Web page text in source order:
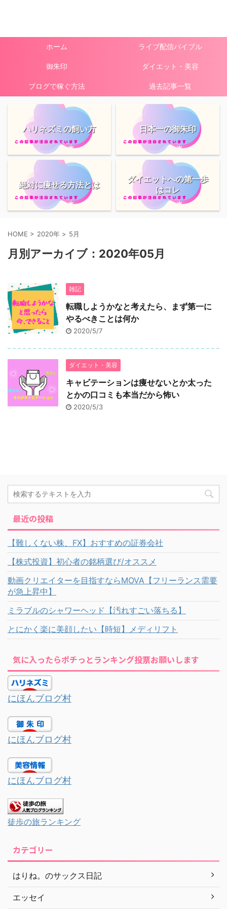
ホーム ライブ配信バイブル
御朱印 ダイエット・美容
ブログで稼ぐ方法 過去記事一覧
ハリネズミの飼い方 日本一の御朱印
絶対に痩せる方法とは
ダイエットへの第一歩
はコレ
HOME > 2020年 > 5月
月別アーカイブ：2020年05月
雑記
転職しようかなと考えたら、まず第一に
やるべきことは何か
2020/5/7
ダイエット・美容
キャビテーションは痩せないとか太った
とかの口コミも本当だから怖い
2020/5/3
最近の投稿
【難しくない株、FX】おすすめの証券会社
【株式投資】初心者の銘柄選び/オススメ
動画クリエイターを目指すならMOVA【フリーランス需要
が急上昇中】
ミラブルのシャワーヘッド【汚れすごい落ちる】
とにかく楽に美顔したい【時短】メディリフト
気に入ったらポチっとランキング投票お願いします
にほんブログ村
にほんブログ村
にほんブログ村
徒歩の旅ランキング
カテゴリー
はりね。のサックス日記
エッセイ